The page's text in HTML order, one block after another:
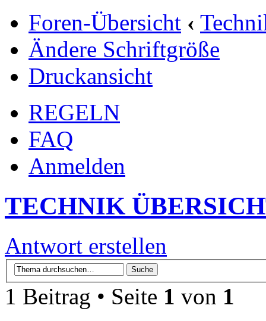
Foren-Übersicht ‹
Ändere Schriftgröße
Druckansicht
REGELN
FAQ
Anmelden
TECHNIK
Antwort erstellen
1 Beitrag • Seite 1 von 1